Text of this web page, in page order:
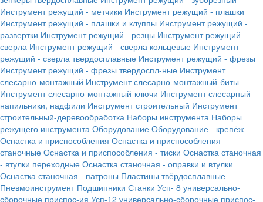
Инструмент режущий - метчики Инструмент режущий - плашки
Инструмент режущий - плашки и клуппы Инструмент режущий -
развертки Инструмент режущий - резцы Инструмент режущий -
сверла Инструмент режущий - сверла кольцевые Инструмент
режущий - сверла твердосплавные Инструмент режущий - фрезы
Инструмент режущий - фрезы твердоспл-ные Инструмент
слесарно-монтажный Инструмент слесарно-монтажный-биты
Инструмент слесарно-монтажный-ключи Инструмент слесарный-
напильники, надфили Инструмент строительный Инструмент
строительный-деревообработка Наборы инструмента Наборы
режущего инструмента Оборудование Оборудование - крепёж
Оснастка и приспособления Оснастка и приспособления -
станочные Оснастка и приспособления - тиски Оснастка станочная
- втулки переходные Оснастка станочная - оправки и втулки
Оснастка станочная - патроны Пластины твёрдосплавные
Пневмоинструмент Подшипники Станки Усп- 8 универсально-
сборочные приспос-ия Усп-12 универсально-сборочные приспос-